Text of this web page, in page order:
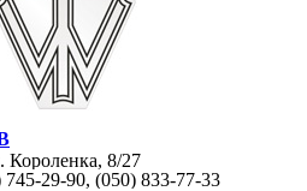
Короленка, 8/27
29-90, (050) 833-77-33